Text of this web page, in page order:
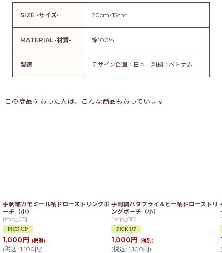
SIZE -サイズ- 20cm×15cm
MATERIAL -材質- 綿100％
製造 デザイン企画：日本 刺繍：ベトナム
この商品を買った人は、こんな商品も買っています
手刺繍カモミール柄ドローストリングポ
ーチ（小）
[mp_05]
1,000円 (税別)
(税込: 1,100円)
手刺繍バタフライ＆ビー柄ドローストリ
ングポーチ（小）
[mp_08]
1,000円 (税別)
(税込: 1,100円)
[
(